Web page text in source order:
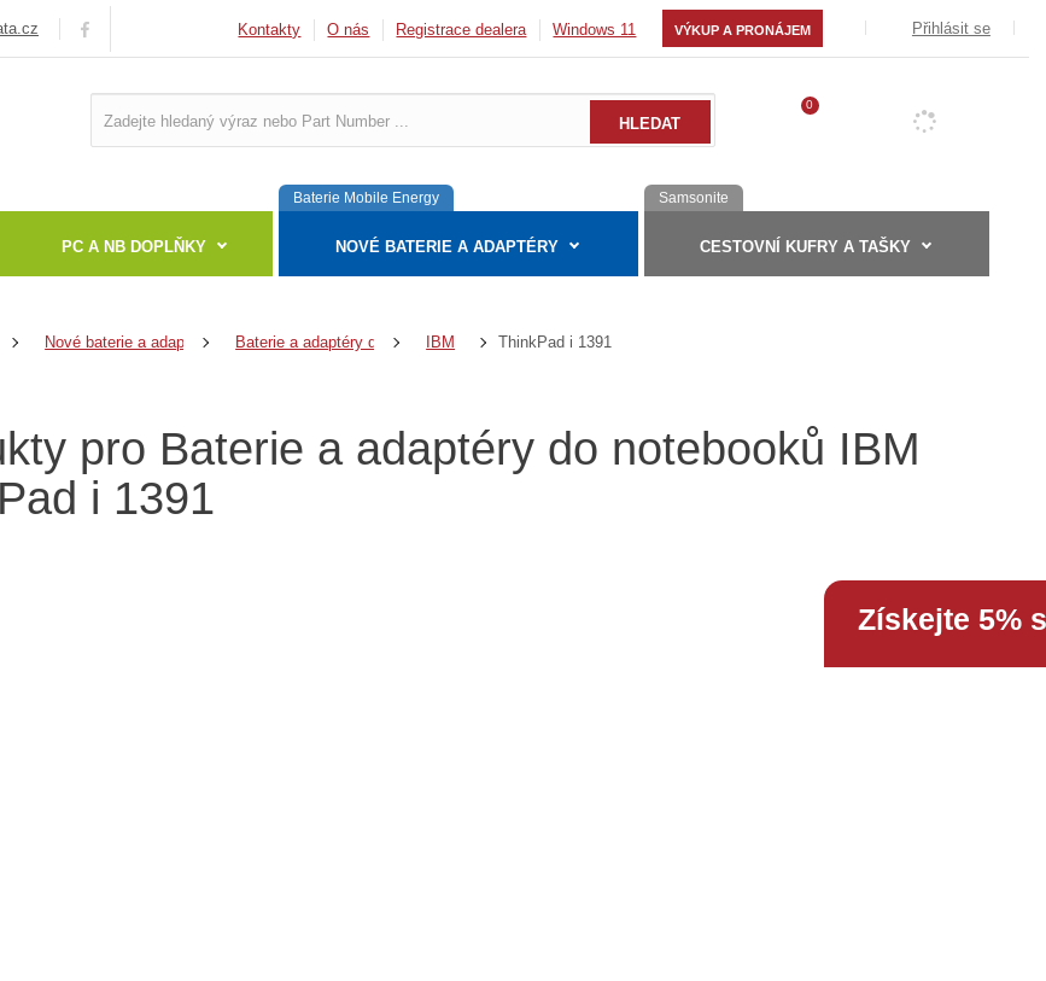
Kontakty O nás Registrace dealera Windows 11 VÝKUP A PRONÁJEM Přihlásit se
0
PC A NB DOPLŇKY
Baterie Mobile Energy
NOVÉ BATERIE A ADAPTÉRY
Samsonite
CESTOVNÍ KUFRY A TAŠKY
Nové baterie a adaptéry Baterie a adaptéry do notebooků
IBM ThinkPad i 1391
pro Baterie a adaptéry do notebooků IBM
i 1391
Získejte 5%